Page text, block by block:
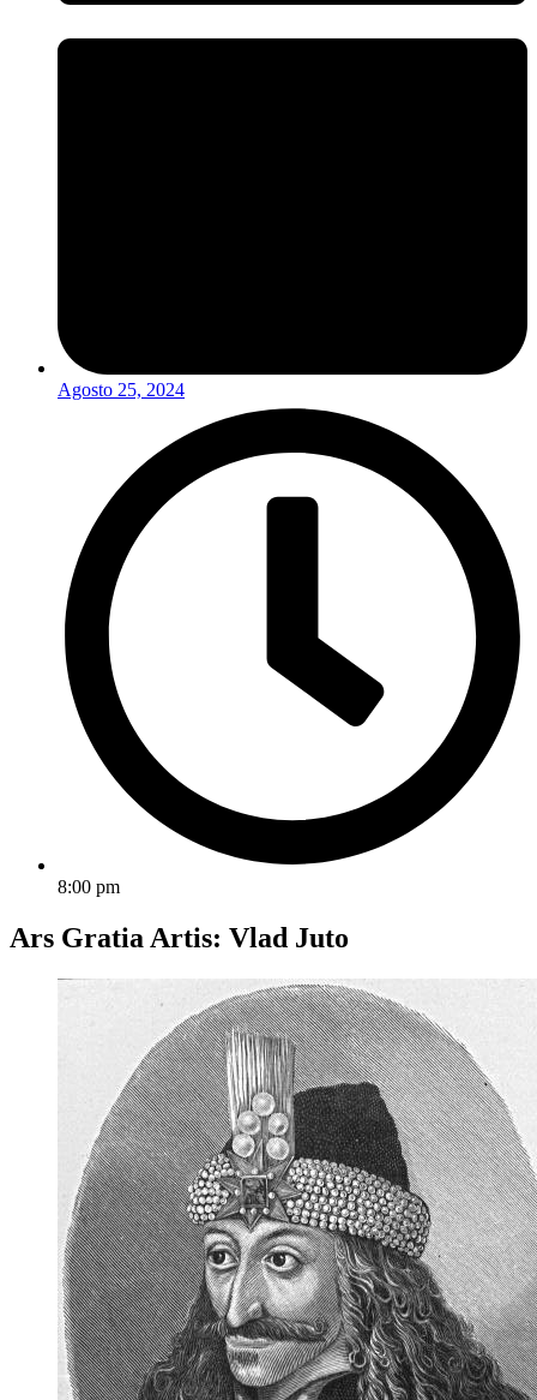
Agosto 25, 2024
8:00 pm
Ars Gratia Artis: Vlad Juto